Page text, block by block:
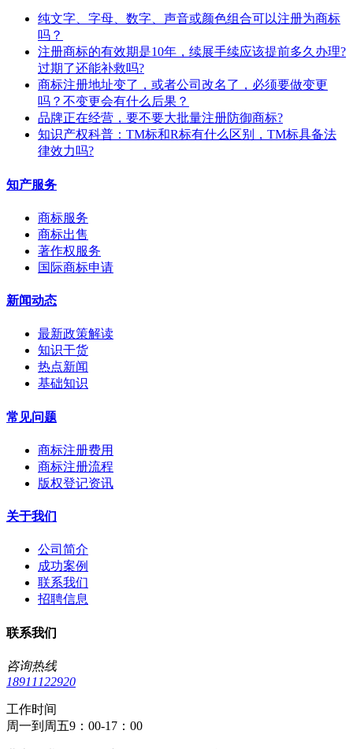
纯文字、字母、数字、声音或颜色组合可以注册为商标
吗？
注册商标的有效期是10年，续展手续应该提前多久办理?
过期了还能补救吗?
商标注册地址变了，或者公司改名了，必须要做变更
吗？不变更会有什么后果？
​品牌正在经营，要不要大批量注册防御商标?
知识产权科普：TM标和R标有什么区别，TM标具备法
律效力吗?
知产服务
商标服务
商标出售
著作权服务
国际商标申请
新闻动态
最新政策解读
知识干货
热点新闻
基础知识
常见问题
商标注册费用
商标注册流程
版权登记资讯
关于我们
公司简介
成功案例
联系我们
招聘信息
联系我们
咨询热线
18911122920
工作时间
周一到周五9：00-17：00